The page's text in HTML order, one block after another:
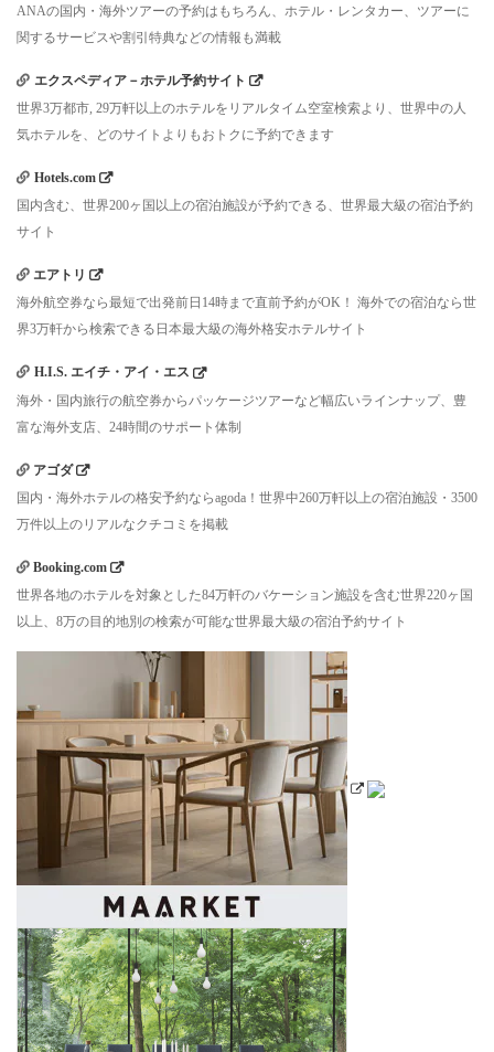
ANAの国内・海外ツアーの予約はもちろん、ホテル・レンタカー、ツアーに
関するサービスや割引特典などの情報も満載
エクスペディア－ホテル予約サイト
世界3万都市, 29万軒以上のホテルをリアルタイム空室検索より、世界中の人
気ホテルを、どのサイトよりもおトクに予約できます
Hotels.com
国内含む、世界200ヶ国以上の宿泊施設が予約できる、世界最大級の宿泊予約
サイト
エアトリ
海外航空券なら最短で出発前日14時まで直前予約がOK！ 海外での宿泊なら世
界3万軒から検索できる日本最大級の海外格安ホテルサイト
H.I.S. エイチ・アイ・エス
海外・国内旅行の航空券からパッケージツアーなど幅広いラインナップ、豊
富な海外支店、24時間のサポート体制
アゴダ
国内・海外ホテルの格安予約ならagoda！世界中260万軒以上の宿泊施設・3500
万件以上のリアルなクチコミを掲載
Booking.com
世界各地のホテルを対象とした84万軒のバケーション施設を含む世界220ヶ国
以上、8万の目的地別の検索が可能な世界最大級の宿泊予約サイト